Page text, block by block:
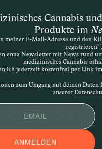
Cannabis
Produkte im
meiner E-Mail-Adresse und den
registrieren"
enua Newsletter mit News rund
medizinisches Cannabis
ich jederzeit kostenfrei per Link
zum Umgang mit deinen Daten
unserer
ANMELDEN